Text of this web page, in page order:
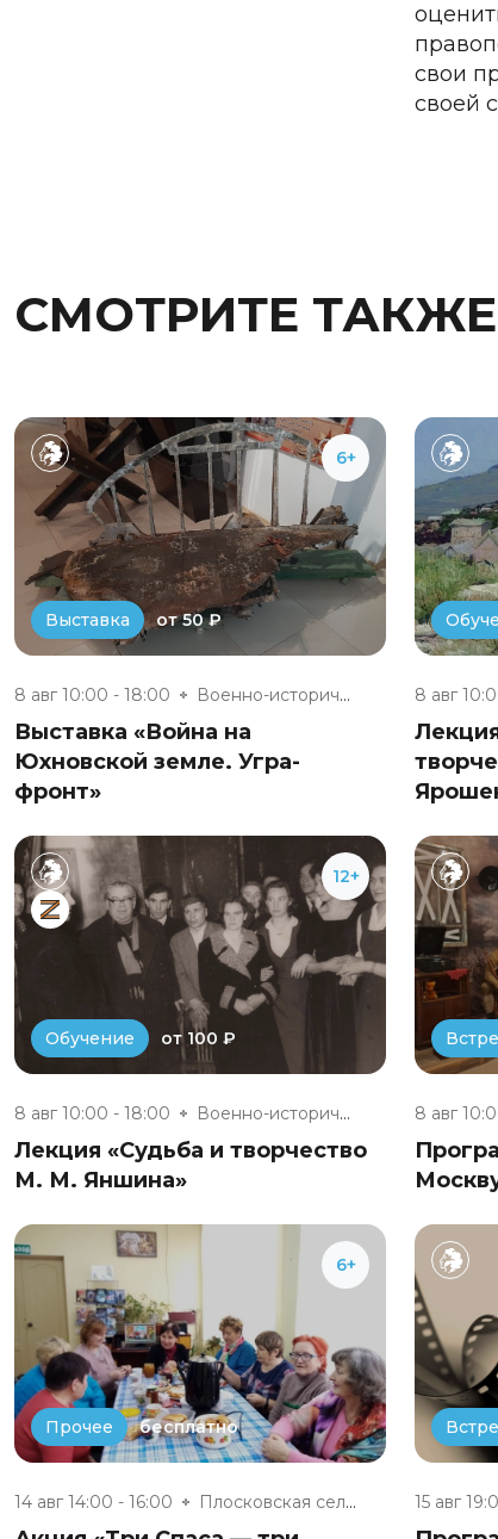
свои
своей
СМОТРИТЕ ТАКЖЕ
6+
Выставка от 50 ₽
8 авг 10:00 - 18:00 Военно-исторический музей «Юхн...
Выставка «Война на
Юхновской земле. Угра-
фронт»
8 авг
12+
Обучение от 100 ₽
8 авг 10:00 - 18:00 Военно-исторический музей «Юхн...
Лекция «Судьба и творчество
М. М. Яншина»
8 авг
6+
Прочее бесплатно
14 авг 14:00 - 16:00 Плосковская сельская библиотек... 15 авг